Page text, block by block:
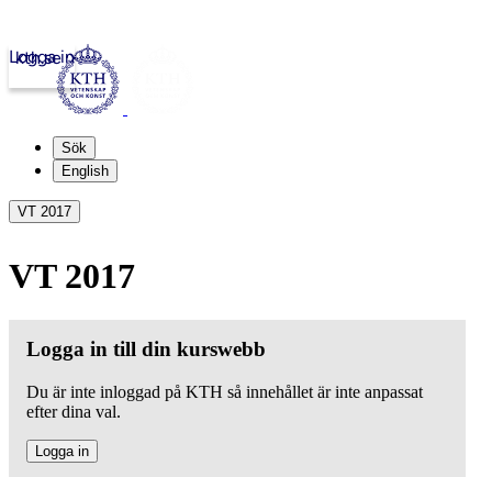
kth.se
Logga in
Sök
English
VT 2017
VT 2017
Logga in till din kurswebb
Du är inte inloggad på KTH så innehållet är inte anpassat
efter dina val.
Logga in